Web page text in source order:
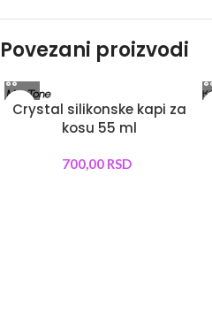
Povezani proizvodi
Crystal silikonske kapi za
kosu 55 ml
700,00 RSD